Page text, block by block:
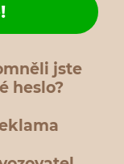
jste
heslo?